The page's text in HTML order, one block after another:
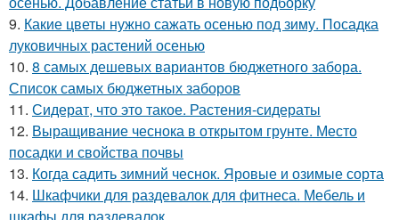
9. Какие цветы нужно сажать осенью под зиму. Посадка
луковичных растений осенью
10. 8 самых дешевых вариантов бюджетного забора.
Список самых бюджетных заборов
11. Сидерат, что это такое. Растения-сидераты
12. Выращивание чеснока в открытом грунте. Место
посадки и свойства почвы
13. Когда садить зимний чеснок. Яровые и озимые сорта
14. Шкафчики для раздевалок для фитнеса. Мебель и